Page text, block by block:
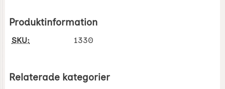
Produktinformation
SKU: 1330
Relaterade kategorier